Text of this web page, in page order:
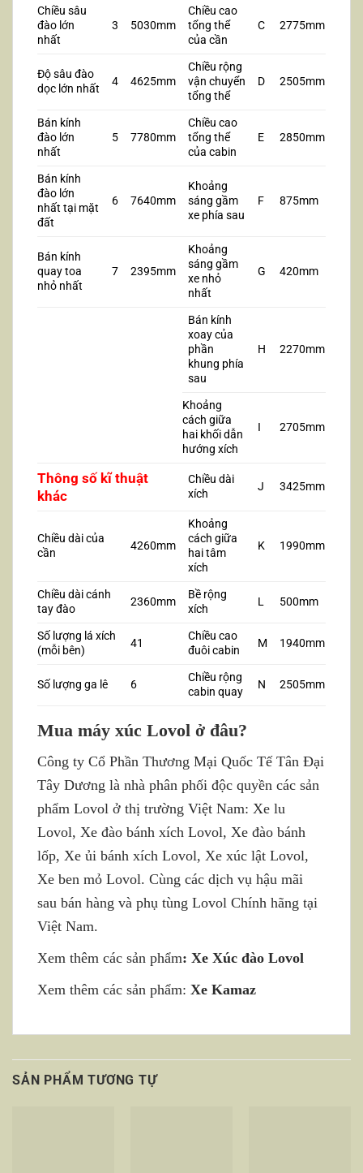
Chiều sâu
đào lớn
nhất
3 5030mm
Chiều cao
tổng thể
của cần
C 2775mm
Độ sâu đào
dọc lớn nhất
4 4625mm
Chiều rộng
vận chuyển
tổng thể
D 2505mm
Bán kính
đào lớn
nhất
5 7780mm
Chiều cao
tổng thể
của cabin
E 2850mm
Bán kính
đào lớn
nhất tại mặt
đất
6 7640mm
Khoảng
sáng gầm
xe phía sau
F 875mm
Bán kính
quay toa
nhỏ nhất
7 2395mm
Khoảng
sáng gầm
xe nhỏ
nhất
G 420mm
Bán kính
xoay của
phần
khung phía
sau
H 2270mm
Khoảng
cách giữa
hai khối dẫn
hướng xích
I 2705mm
Thông số kĩ thuật
khác
Chiều dài
xích
J 3425mm
Chiều dài của
cần
4260mm
Khoảng
cách giữa
hai tâm
xích
K 1990mm
Chiều dài cánh
tay đào
2360mm
Bề rộng
xích
L 500mm
Số lượng lá xích
(mỗi bên)
41
Chiều cao
đuôi cabin
M 1940mm
Số lượng ga lê 6
Chiều rộng
cabin quay
N 2505mm
Mua máy xúc Lovol ở đâu?
Công ty Cổ Phần Thương Mại Quốc Tế Tân Đại
Tây Dương là nhà phân phối độc quyền các sản
phẩm Lovol ở thị trường Việt Nam: Xe lu
Lovol, Xe đào bánh xích Lovol, Xe đào bánh
lốp, Xe ủi bánh xích Lovol, Xe xúc lật Lovol,
Xe ben mỏ Lovol. Cùng các dịch vụ hậu mãi
sau bán hàng và phụ tùng Lovol Chính hãng tại
Việt Nam.
Xem thêm các sản phẩm: Xe Xúc đào Lovol
Xem thêm các sản phẩm: Xe Kamaz
SẢN PHẨM TƯƠNG TỰ